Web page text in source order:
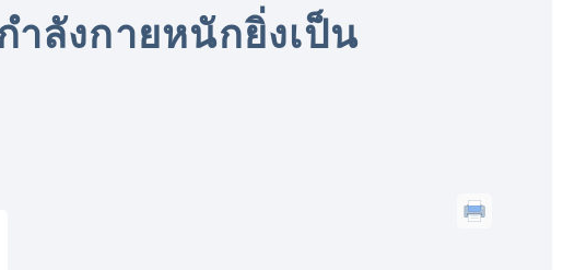
ลังกายหนักยิ่งเป็น